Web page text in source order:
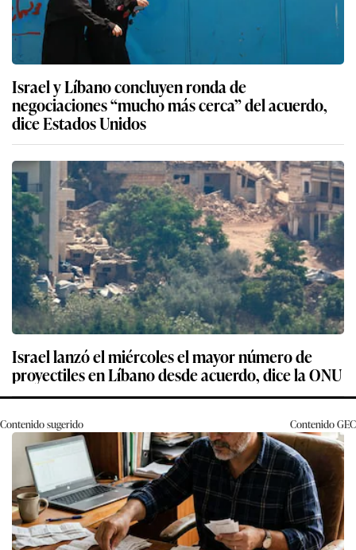
Israel y Líbano concluyen ronda de
negociaciones “mucho más cerca” del acuerdo,
dice Estados Unidos
Israel lanzó el miércoles el mayor número de
proyectiles en Líbano desde acuerdo, dice la ONU
Contenido sugerido ContenidoGEC